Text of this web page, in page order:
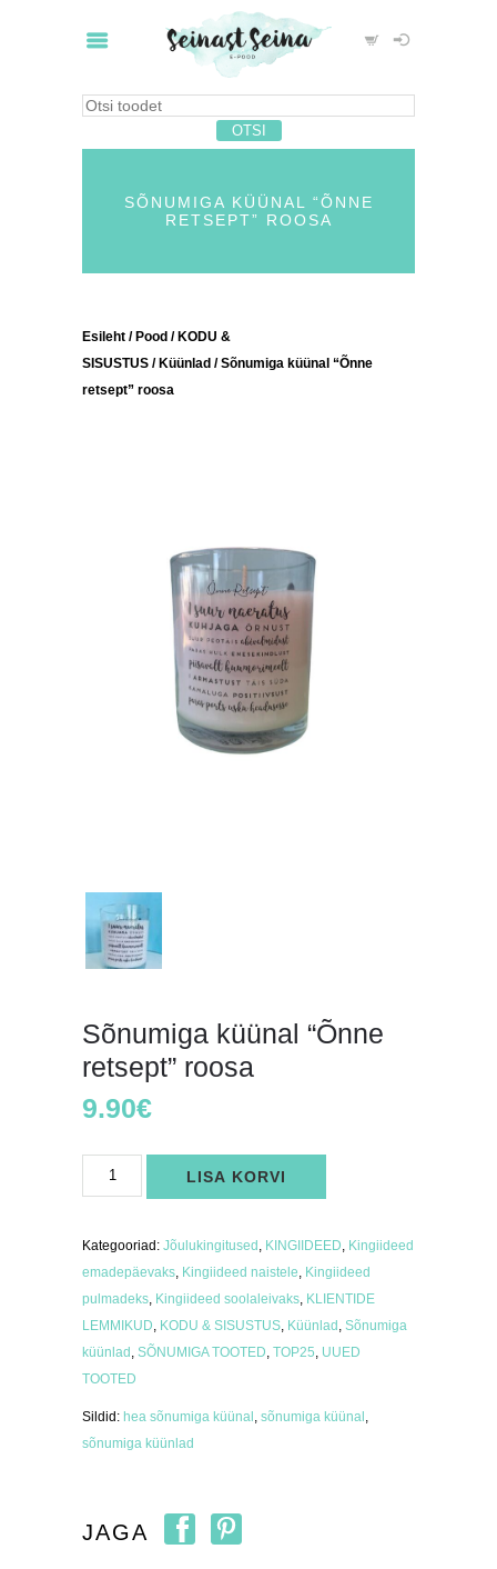
SÕNUMIGA KÜÜNAL “ÕNNE
RETSEPT” ROOSA
Esileht / Pood / KODU &
SISUSTUS / Küünlad / Sõnumiga küünal “Õnne
retsept” roosa
Sõnumiga küünal “Õnne
retsept” roosa
9.90€
küünal
"Õnne
kogus
LISA KORVI
Kategooriad: Jõulukingitused KINGIIDEED Kingiideed
emadepäevaks Kingiideed naistele Kingiideed
pulmadeks Kingiideed soolaleivaks KLIENTIDE
LEMMIKUD KODU & SISUSTUS Küünlad Sõnumiga
küünlad SÕNUMIGA TOOTED TOP25 UUED
TOOTED
Sildid: hea sõnumiga küünal sõnumiga küünal
sõnumiga küünlad
JAGA